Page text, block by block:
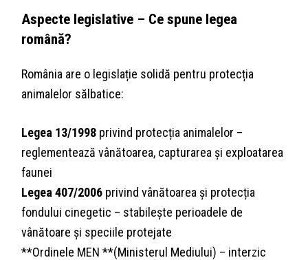
Aspecte legislative – Ce spune legea
română?
România are o legislație solidă pentru protecția
animalelor sălbatice:
Legea 13/1998 privind protecția animalelor –
reglementează vânătoarea, capturarea și exploatarea
faunei
Legea 407/2006 privind vânătoarea și protecția
fondului cinegetic – stabilește perioadele de
vânătoare și speciile protejate
**Ordinele MEN **(Ministerul Mediului) – interzic